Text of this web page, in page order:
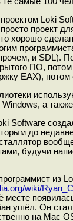
Loki
проект
хорошо
и SDL).
ПО,
EAX),
а
Software
до
будучи
из
wiki/
месте
ушёл. Он
на Mac